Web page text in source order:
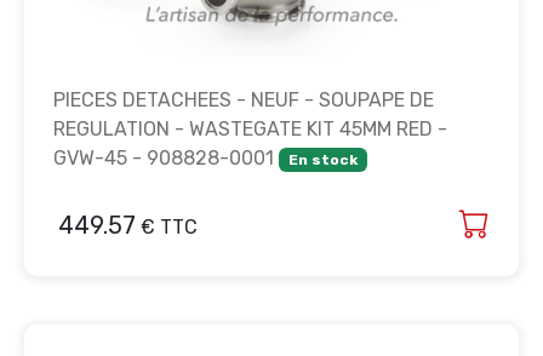
PIECES DETACHEES - NEUF - SOUPAPE DE
REGULATION - WASTEGATE KIT 45MM RED -
GVW-45 - 908828-0001
En stock
449.57 € TTC